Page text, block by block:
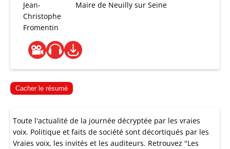
Jean-
Christophe
Fromentin
Maire de Neuilly sur Seine
Cacher le résumé
Toute l'actualité de la journée décryptée par les vraies
voix. Politique et faits de société sont décortiqués par les
Vraies voix, les invités et les auditeurs. Retrouvez "Les